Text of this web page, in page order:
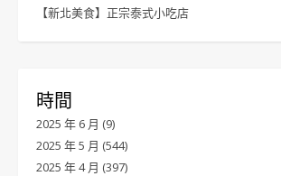
【新北美食】正宗泰式小吃店
時間
2025 年 6 月 (9)
2025 年 5 月 (544)
2025 年 4 月 (397)